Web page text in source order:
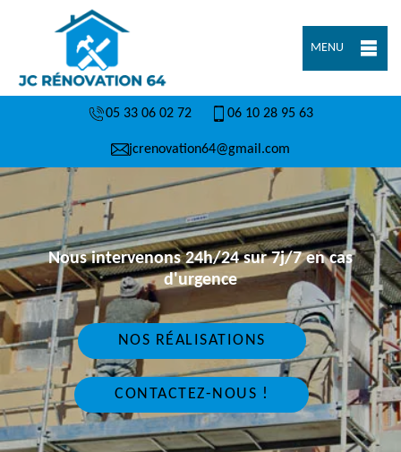
MENU
05 33 06 02 72 06 10 28 95 63
jcrenovation64@gmail.com
Nous intervenons 24h/24 sur 7j/7 en cas
d'urgence
NOS RÉALISATIONS
CONTACTEZ-NOUS !